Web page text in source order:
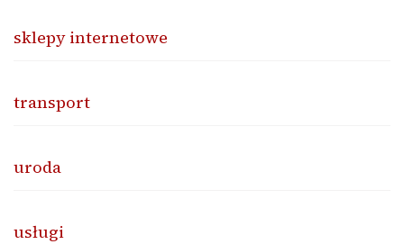
sklepy internetowe
transport
uroda
usługi